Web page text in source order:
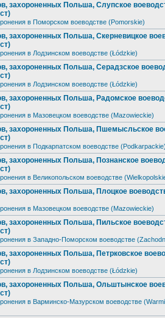
захороненных Польша, Слупское
в Поморском воеводстве (Pomorskie)
захороненных Польша, Скерневицкое
в Лодзинском воеводстве (Łódzkie)
захороненных Польша, Серадзское
в Лодзинском воеводстве (Łódzkie)
захороненных Польша, Радомское
в Мазовецком воеводстве (Mazowieckie)
захороненных Польша, Пшемысльское
в Подкарпатском воеводстве
захороненных Польша, Познанское
в Великопольском воеводстве
захороненных Польша, Плоцкое
в Мазовецком воеводстве (Mazowieckie)
захороненных Польша, Пильское
в Западно-Поморском воеводстве
захороненных Польша, Петрковское
в Лодзинском воеводстве (Łódzkie)
захороненных Польша, Ольштынское
в Варминско-Мазурском воеводстве